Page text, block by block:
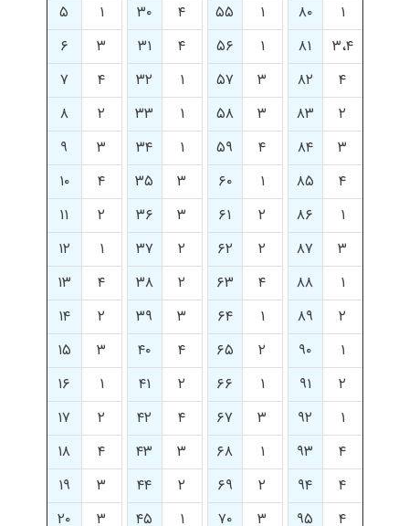
۱
۸۰ ۱ ۵۵ ۴ ۳۰ ۱
۵
۳،۴
۸۱ ۱ ۵۶ ۴ ۳۱ ۳
۶
۴
۸۲ ۳ ۵۷ ۱ ۳۲ ۴
۷
۲
۸۳ ۳ ۵۸ ۱ ۳۳ ۲
۸
۳
۸۴ ۴ ۵۹ ۱ ۳۴ ۳
۹
۴
۸۵ ۱ ۶۰ ۳ ۳۵ ۴
۱۰
۱
۸۶ ۲ ۶۱ ۳ ۳۶ ۲
۱۱
۳
۸۷ ۲ ۶۲ ۲ ۳۷ ۱
۱۲
۱
۸۸ ۴ ۶۳ ۲ ۳۸ ۴
۱۳
۲
۸۹ ۱ ۶۴ ۳ ۳۹ ۲
۱۴
۱
۹۰ ۲ ۶۵ ۴ ۴۰ ۳
۱۵
۲
۹۱ ۱ ۶۶ ۲ ۴۱ ۱
۱۶
۱
۹۲ ۳ ۶۷ ۴ ۴۲ ۲
۱۷
۴
۹۳ ۱ ۶۸ ۳ ۴۳ ۴
۱۸
۴
۹۴ ۲ ۶۹ ۲ ۴۴ ۳
۱۹
۴
۹۵ ۳ ۷۰ ۱ ۴۵ ۳
۲۰